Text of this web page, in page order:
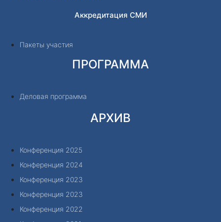
Аккредитация СМИ
Пакеты участия
ПРОГРАММА
Деловая программа
АРХИВ
Конференция 2025
Конференция 2024
Конференция 2023
Конференция 2023
Конференция 2022